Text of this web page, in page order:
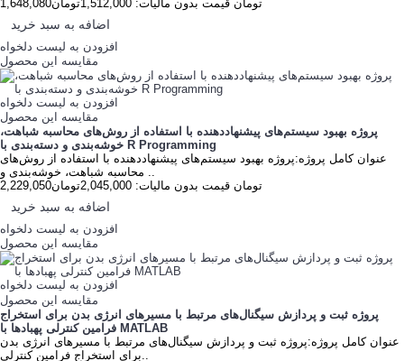
1,648,080تومان قیمت بدون مالیات: 1,512,000تومان
اضافه به سبد خرید
افزودن به لیست دلخواه
مقایسه این محصول
افزودن به لیست دلخواه
مقایسه این محصول
پروژه بهبود سیستم‌های پیشنهاددهنده با استفاده از روش‌های محاسبه شباهت،
خوشه‌بندی و دسته‌بندی با R Programming
عنوان کامل پروژه:پروژه بهبود سیستم‌های پیشنهاددهنده با استفاده از روش‌های
محاسبه شباهت، خوشه‌بندی و ..
2,229,050تومان قیمت بدون مالیات: 2,045,000تومان
اضافه به سبد خرید
افزودن به لیست دلخواه
مقایسه این محصول
افزودن به لیست دلخواه
مقایسه این محصول
پروژه ثبت و پردازش سیگنال‌های مرتبط با مسیرهای انرژی بدن برای استخراج
فرامین کنترلی پهبادها با MATLAB
عنوان کامل پروژه:پروژه ثبت و پردازش سیگنال‌های مرتبط با مسیرهای انرژی بدن